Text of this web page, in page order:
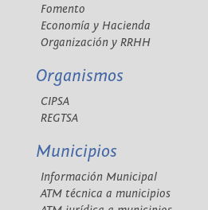
Fomento
Economía y Hacienda
Organización y RRHH
Organismos
CIPSA
REGTSA
Municipios
Información Municipal
ATM técnica a municipios